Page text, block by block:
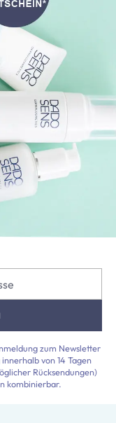
zum Newsletter
von 14 Tagen
Rücksendungen)
kombinierbar.